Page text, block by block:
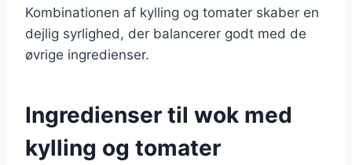
Kombinationen af kylling og tomater skaber en
dejlig syrlighed, der balancerer godt med de
øvrige ingredienser.
Ingredienser til wok med
kylling og tomater